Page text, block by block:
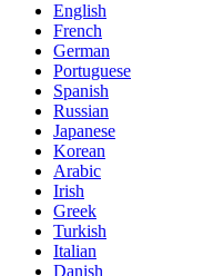
English
French
German
Portuguese
Spanish
Russian
Japanese
Korean
Arabic
Irish
Greek
Turkish
Italian
Danish